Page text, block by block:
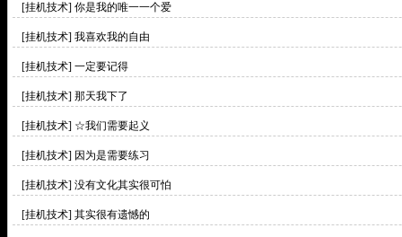
[挂机技术] 你是我的唯一一个爱
[挂机技术] 我喜欢我的自由
[挂机技术] 一定要记得
[挂机技术] 那天我下了
[挂机技术] ☆我们需要起义
[挂机技术] 因为是需要练习
[挂机技术] 没有文化其实很可怕
[挂机技术] 其实很有遗憾的